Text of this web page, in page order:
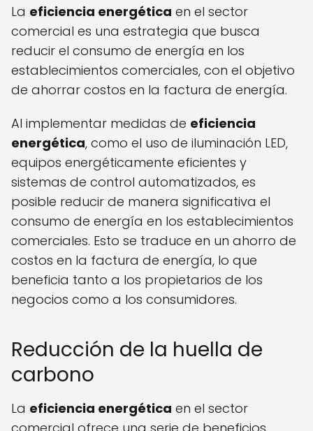
La eficiencia energética en el sector
comercial es una estrategia que busca
reducir el consumo de energía en los
establecimientos comerciales, con el objetivo
de ahorrar costos en la factura de energía.
Al implementar medidas de eficiencia
energética, como el uso de iluminación LED,
equipos energéticamente eficientes y
sistemas de control automatizados, es
posible reducir de manera significativa el
consumo de energía en los establecimientos
comerciales. Esto se traduce en un ahorro de
costos en la factura de energía, lo que
beneficia tanto a los propietarios de los
negocios como a los consumidores.
Reducción de la huella de
carbono
La eficiencia energética en el sector